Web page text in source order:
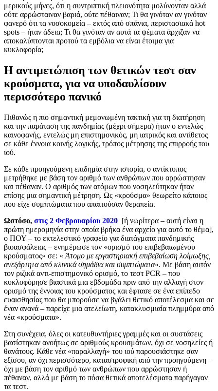
μερικούς μήνες, ότι η συντριπτική πλειονότητα μολύνονταν αλλά
ούτε αρρώσταιναν βαριά, ούτε πέθαιναν; Τι θα γινόταν αν γινόταν
φανερό ότι τα νοσοκομεία – εκτός από σπάνια, περιστασιακά hot
spots – ήταν άδεια; Τι θα γινόταν αν αυτά τα ψέματα άρχιζαν να
αποκαλύπτονται προτού τα εμβόλια να είναι έτοιμα για
κυκλοφορία;
Η αντιμετώπιση των θετικών τεστ σαν
κρούσματα, για να υποδαυλίσουν
περισσότερο πανικό
Πιθανώς η πιο σημαντική μεμονωμένη τακτική για τη διατήρηση
και την παράταση της πανδημίας (μέχρι σήμερα) ήταν ο εντελώς
καινοφανής, εντελώς μη επιστημονικός, μη ιατρικός και αντίθετος
σε κάθε έννοια κοινής λογικής, τρόπος μέτρησης της επιρροής του
ιού.
Σε κάθε προηγούμενη επιδημία στην ιστορία, ο αντίκτυπος
μετρήθηκε με βάση τον αριθμό των ανθρώπων που αρρώστησαν
και πέθαναν. Ο αριθμός των ατόμων που νοσηλεύτηκαν ήταν
επίσης μια σημαντική μέτρηση. Ως «κρούσμα» θεωρείτο κάποιος
που είχε συμπτώματα που απαιτούσαν θεραπεία.
Ωστόσο, στις 2 Φεβρουαρίου 2020 [ή νωρίτερα – αυτή είναι η
πρώτη ημερομηνία στην οποία βρήκα ένα αρχείο για αυτό το θέμα],
ο ΠΟΥ – το εκτελεστικό γραφείο για διατάγματα πανδημικής
βιοασφάλειας – ενημέρωσε τον «ορισμό του επιβεβαιωμένου
κρούσματος» σε: « Άτομο με εργαστηριακή επιβεβαίωση λοίμωξης,
ανεξάρτητα από κλινικά σημάδια και συμπτώματα». Με βάση αυτόν
τον ριζικά αντι-επιστημονικό ορισμό, το τεστ PCR – που
κυκλοφόρησε βιαστικά μια εβδομάδα πριν από την αλλαγή στον
ορισμό της έννοιας του κρούσματος και έφτασε σε ένα επίπεδο
ευαισθησίας που θα μπορούσε να βγάλει θετικό αποτέλεσμα και σε
έναν ανανά – παρείχε μια ατελείωτη, κατακλυσμιαία πλημμύρα από
νέα «κρούσματα».
Στη συνέχεια, όλες οι κατευθυντήριες γραμμές και οι συστάσεις
βασίστηκαν ανοήτως σε αριθμούς κρουσμάτων, όχι σε νοσηλείες ή
θανάτους. Κάθε νέα «παραλλαγή» του ιού παρουσιάστηκε σαν
εξίσου, αν όχι περισσότερο, καταστροφική από την προηγούμενη –
όχι με βάση τον αριθμό των ανθρώπων που αρρώστησαν ή
πέθαναν, αλλά με βάση το πόσα θετικά αποτελέσματα παρήγαγαν
τα τεστ.